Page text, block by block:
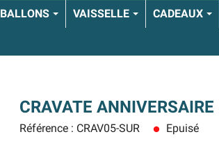
BALLONS VAISSELLE CADEAUX
CRAVATE
Référence : CRAV05-SUR lens Epuisé